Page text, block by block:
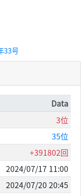
33号
Data
3位
35位
+391802回
2024/07/17 11:00
2024/07/20 20:45